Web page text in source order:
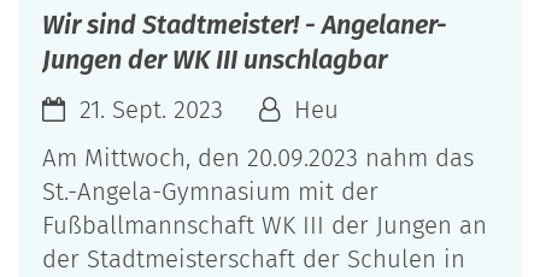
Wir sind Stadtmeister! - Angelaner-
Jungen der WK III unschlagbar
21. Sept. 2023
Heu
Am Mittwoch, den 20.09.2023 nahm das
St.-Angela-Gymnasium mit der
Fußballmannschaft WK III der Jungen an
der Stadtmeisterschaft der Schulen in